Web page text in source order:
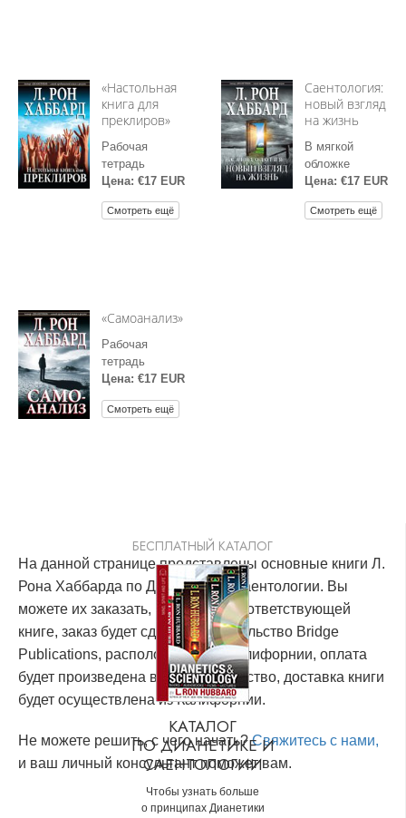
«Настольная
книга для
преклиров»
Рабочая
тетрадь
Цена: €17 EUR
Смотреть ещё
Саентология:
новый взгляд
на жизнь
В мягкой
обложке
Цена: €17 EUR
Смотреть ещё
«Самоанализ»
Рабочая
тетрадь
Цена: €17 EUR
Смотреть ещё
На данной странице представлены основные книги Л.
Рона Хаббарда по Дианетике и Саентологии. Вы
можете их заказать, кликнув по соответствующей
книге, заказ будет сделан в издательство Bridge
Publications, расположенное в Калифорнии, оплата
будет произведена в это издательство, доставка книги
будет осуществлена из Калифорнии.
Не можете решить, с чего начать?Свяжитесь с нами,
и ваш личный консультант поможет вам.
БЕСПЛАТНЫЙ КАТАЛОГ
КАТАЛОГ
ПО ДИАНЕТИКЕ И
САЕНТОЛОГИИ
Чтобы узнать больше
о принципах Дианетики